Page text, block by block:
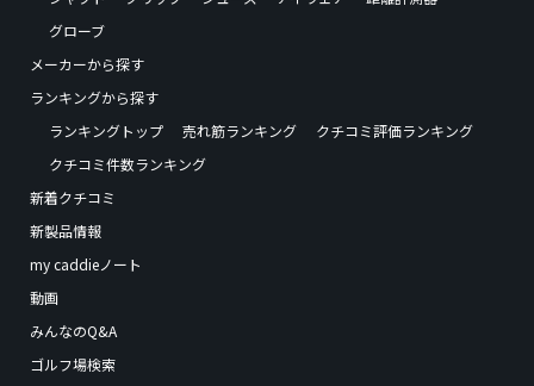
グローブ
メーカーから探す
ランキングから探す
ランキングトップ
売れ筋ランキング
クチコミ評価ランキング
クチコミ件数ランキング
新着クチコミ
新製品情報
my caddieノート
動画
みんなのQ&A
ゴルフ場検索